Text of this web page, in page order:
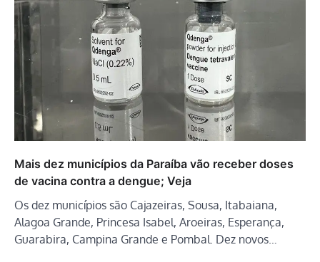
Mais dez municípios da Paraíba vão receber doses
de vacina contra a dengue; Veja
Os dez municípios são Cajazeiras, Sousa, Itabaiana,
Alagoa Grande, Princesa Isabel, Aroeiras, Esperança,
Guarabira, Campina Grande e Pombal. Dez novos…